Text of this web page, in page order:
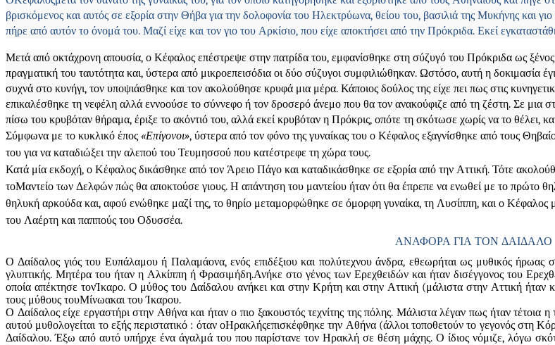
βρισκόμενος και αυτός σε εξορία στην Θήβα για την δολοφονία του Ηλεκτρύωνα, θείου του, βασιλιά της Μυκήνης και
πήρε από αυτόν το όνομά του. Μαζί είχε και τον γιο του Αρκίσιο, που είχε αποκτήσει από την Πρόκριδα. Εκεί
Μετά από οκτάχρονη απουσία, ο Κέφαλος επέστρεψε στην πατρίδα του, εμφανίσθηκε στη σύζυγό του Πρόκριδα ως
πραγματική του ταυτότητα και, ύστερα από μικροεπεισόδια οι δύο σύζυγοι συμφιλιώθηκαν. Ωστόσο, αυτή η δοκιμασία
συχνά στο κυνήγι, τον υποψιάσθηκε και τον ακολούθησε κρυφά μια μέρα. Κάποιος δούλος της είχε πει πως στις
επικαλέσθηκε τη νεφέλη αλλά εννοούσε το σύννεφο ή τον δροσερό άνεμο που θα τον ανακούφιζε από τη ζέστη. Σε μια
πίσω του κρυβόταν θήραμα, έριξε το ακόντιό του, αλλά εκεί κρυβόταν η Πρόκρις, οπότε τη σκότωσε χωρίς να το θέλει,
Σύμφωνα με το κυκλικό έπος «Επίγονοι», ύστερα από τον φόνο της γυναίκας του ο Κέφαλος εξαγνίσθηκε από τους
του για να καταδιώξει την αλεπού του Τευμησσού που κατέστρεφε τη χώρα τους.
Κατά μία εκδοχή, ο Κέφαλος δικάσθηκε από τον Άρειο Πάγο και καταδικάσθηκε σε εξορία από την Αττική. Τότε
τοΜαντείο των Δελφών πώς θα αποκτούσε γιους. Η απάντηση του μαντείου ήταν ότι θα έπρεπε να ενωθεί με το
θηλυκή αρκούδα και, αφού ενώθηκε μαζί της, το θηρίο μεταμορφώθηκε σε όμορφη γυναίκα, τη Λυσίππη, και ο Κέφαλος
του Λαέρτη και παππούς του Οδυσσέα.
ΑΝΑΦΟΡΑ ΓΙΑ ΤΟΝ ΔΑΙΔΑΛΟ
Ο Δαίδαλος γιός του Ευπάλαμου ή Παλαμάονα, ενός επιδέξιου και πολύτεχνου άνδρα, εθεωρήται ως μυθικός ήρωας
γλυπτικής. Μητέρα του ήταν η Αλκίππη ή Φρασιμήδη.Ανήκε στο γένος των Ερεχθειδών και ήταν δισέγγονος του
οποία απέκτησε τονΊκαρο. Ο μύθος του Δαίδαλου ανήκει και στην Κρήτη και στην Αττική (μάλιστα στην Αττική
τους μύθους τουΜίνωακαι του Ίκαρου.
Ο Δαίδαλος είχε εργαστήρι στην Αθήνα και ήταν ο πιο ξακουστός τεχνίτης της πόλης. Μάλιστα λέγαν πως ήταν τέτοια
αυτού μυθολογείται το εξής περιστατικό : όταν οΗρακλήςεπισκέφθηκε την Αθήνα (άλλοι τοποθετούν το γεγονός στη
Δαίδαλου. Έξω από αυτό υπήρχε ένα άγαλμά του που παρίστανε τον Ηρακλή σε θέση μάχης. Ο ίδιος νόμιζε, λόγω